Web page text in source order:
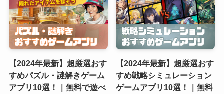
【2024年最新】超厳選おす
すめパズル・謎解きゲーム
アプリ10選！｜無料で遊べ
【2024年最新】超厳選おす
すめ戦略シミュレーション
ゲームアプリ10選！｜無料